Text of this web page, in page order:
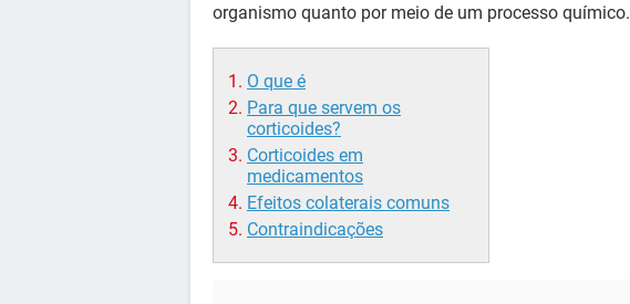
organismo quanto por meio de um processo químico.
O que é
Para que servem os
corticoides?
Corticoides em
medicamentos
Efeitos colaterais comuns
Contraindicações